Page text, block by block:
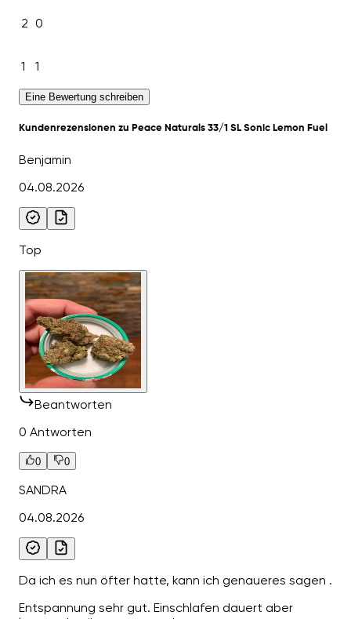
2 0
1 1
Eine Bewertung schreiben
Kundenrezensionen zu Peace Naturals 33/1 SL Sonic Lemon Fuel
Benjamin
04.08.2026
Top
Beantworten
0 Antworten
0 0
SANDRA
04.08.2026
Da ich es nun öfter hatte, kann ich genaueres sagen .
Entspannung sehr gut. Einschlafen dauert aber